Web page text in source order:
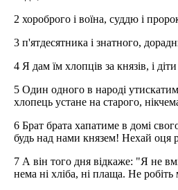
2 хороброго і воїна, суддю і
3 п'ятдесятника і знатного,
4 Я дам їм хлопців за князів, і
5 Один одного в народі
хлопець устане на старого,
6 Брат брата хапатиме в домі
будь над нами князем! Нехай оця
7 А він того дня відкаже: "Я не
нема ні хліба, ні плаща. Не